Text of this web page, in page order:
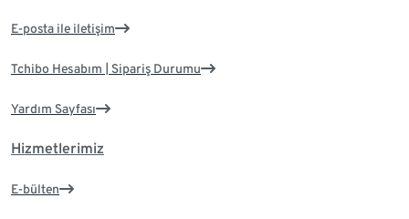
E-posta ile iletişim
Tchibo Hesabım | Sipariş Durumu
Yardım Sayfası
Hizmetlerimiz
E-bülten